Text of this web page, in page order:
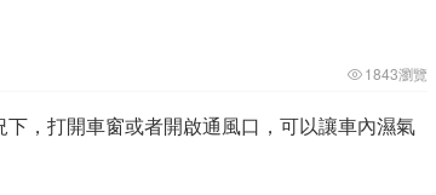
1843瀏覽
，打開車窗或者開啟通風口，可以讓車內濕氣